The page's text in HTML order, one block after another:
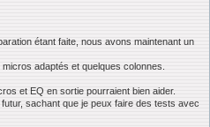
étant faite, nous avons maintenant un
adaptés et quelques colonnes.
et EQ en sortie pourraient bien aider.
sachant que je peux faire des tests avec